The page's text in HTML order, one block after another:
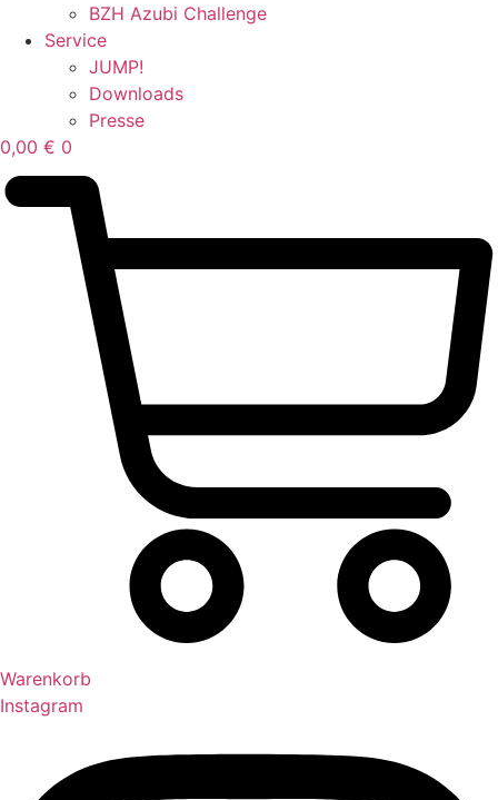
BZH Azubi Challenge
Service
JUMP!
Downloads
Presse
0,00 € 0
Warenkorb
Instagram